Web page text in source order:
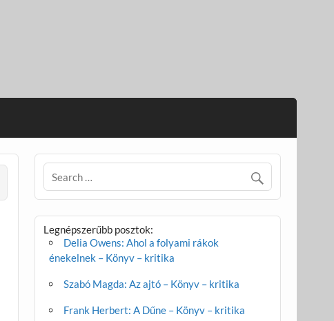
Legnépszerűbb posztok:
Delia Owens: Ahol a folyami rákok
énekelnek – Könyv – kritika
Szabó Magda: Az ajtó – Könyv – kritika
Frank Herbert: A Dűne – Könyv – kritika